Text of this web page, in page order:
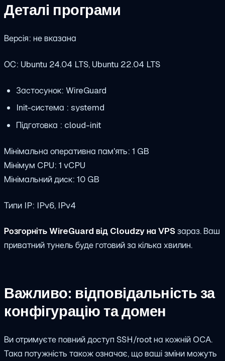
Деталі програми
Версія: не вказана
ОС: Ubuntu 24.04 LTS, Ubuntu 22.04 LTS
Застосунок: WireGuard
Init-система : systemd
Підготовка : cloud-init
Мінімальна оперативна пам'ять: 1 GB
Мінімум CPU: 1 vCPU
Мінімальний диск: 10 GB
Типи IP: IPv6, IPv4
Розгорніть WireGuard від Cloudzy на VPSзараз. Ваш
приватний тунель буде готовий за кілька хвилин.
Важливо: відповідальність за
конфігурацію та домен
Ви отримуєте повний доступ SSH/root на кожній OCA.
Така потужність також означає, що ваші зміни можуть